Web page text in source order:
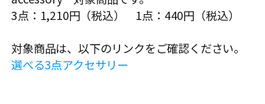
3点：1,210円（税込） 1点：440円（税込）
対象商品は、以下のリンクをご確認ください。
選べる3点アクセサリー